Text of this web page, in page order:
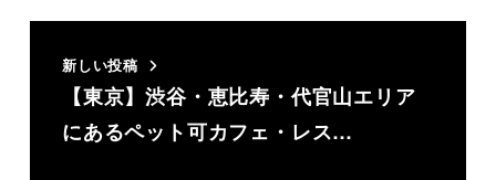
新しい投稿
【東京】渋谷・恵比寿・代官山エリア
にあるペット可カフェ・レス…